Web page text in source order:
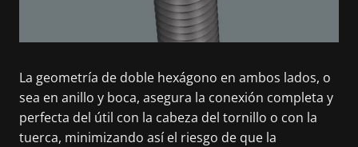
La geometría de doble hexágono en ambos lados, o
sea en anillo y boca, asegura la conexión completa y
perfecta del útil con la cabeza del tornillo o con la
tuerca, minimizando así el riesgo de que la